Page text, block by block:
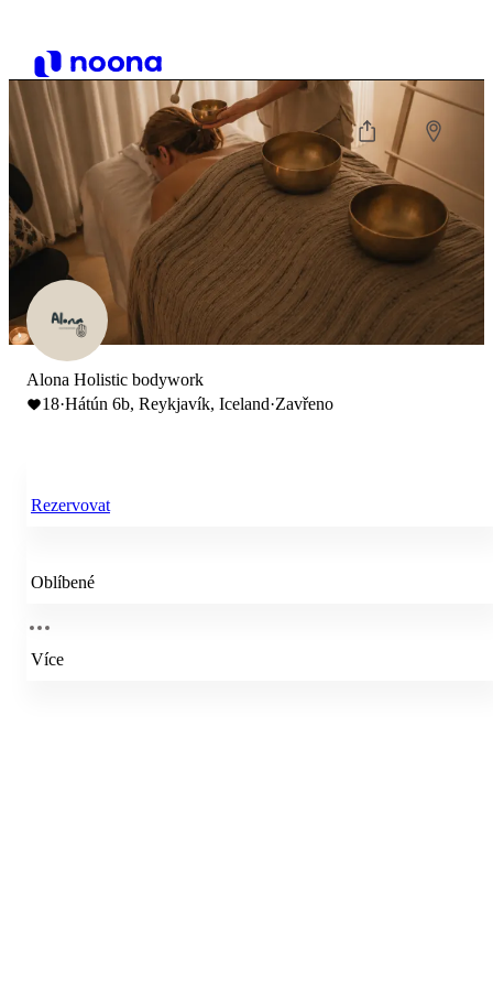
Alona Holistic bodywork
18·Hátún 6b, Reykjavík, Iceland·Zavřeno
Rezervovat
Oblíbené
Více